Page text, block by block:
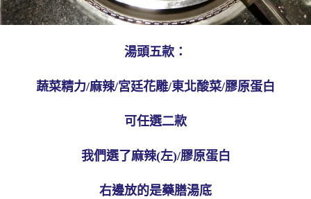
湯頭五款：
蔬菜精力/麻辣/宮廷花雕/東北酸菜/膠原蛋白
可任選二款
我們選了麻辣(左)/膠原蛋白
右邊放的是藥膳湯底